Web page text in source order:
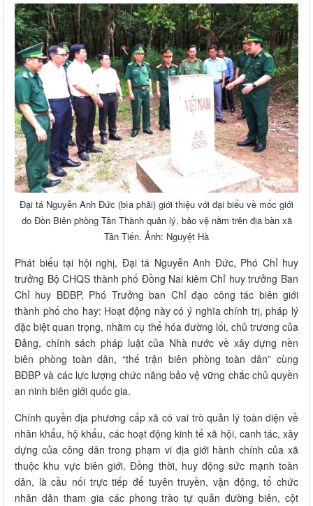
Đại tá Nguyễn Anh Đức (bìa phải) giới thiệu với đại biểu về mốc giới
do Đồn Biên phòng Tân Thành quản lý, bảo vệ nằm trên địa bàn xã
Tân Tiến. Ảnh: Nguyệt Hà
Phát biểu tại hội nghị, Đại tá Nguyễn Anh Đức, Phó Chỉ huy
trưởng Bộ CHQS thành phố Đồng Nai kiêm Chỉ huy trưởng Ban
Chỉ huy BĐBP, Phó Trưởng ban Chỉ đạo công tác biên giới
thành phố cho hay: Hoạt động này có ý nghĩa chính trị, pháp lý
đặc biệt quan trọng, nhằm cụ thể hóa đường lối, chủ trương của
Đảng, chính sách pháp luật của Nhà nước về xây dựng nền
biên phòng toàn dân, “thế trận biên phòng toàn dân” cùng
BĐBP và các lực lượng chức năng bảo vệ vững chắc chủ quyền
an ninh biên giới quốc gia.
Chính quyền địa phương cấp xã có vai trò quản lý toàn diện về
nhân khẩu, hộ khẩu, các hoạt động kinh tế xã hội, canh tác, xây
dựng của công dân trong phạm vi địa giới hành chính của xã
thuộc khu vực biên giới. Đồng thời, huy động sức mạnh toàn
dân, là cầu nối trực tiếp để tuyên truyền, vận động, tổ chức
nhân dân tham gia các phong trào tự quản đường biên, cột